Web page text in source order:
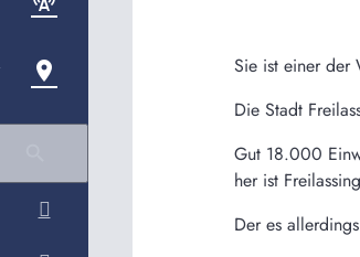
Sie ist einer der
Die Stadt
Gut 18.000
her ist
Der es